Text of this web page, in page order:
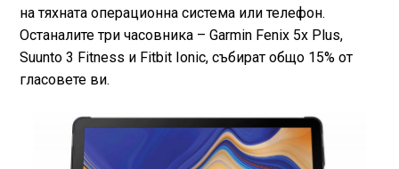
на тяхната операционна система или телефон.
Останалите три часовника – Garmin Fenix 5x Plus,
Suunto 3 Fitness и Fitbit Ionic, събират общо 15% от
гласовете ви.